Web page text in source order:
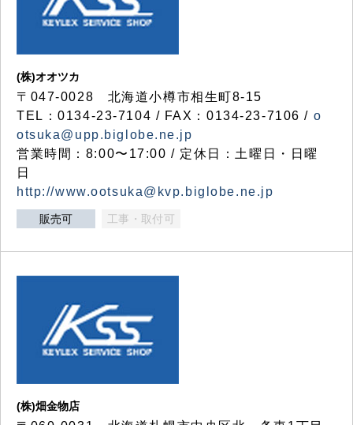
(株)オオツカ
〒047-0028 北海道小樽市相生町8-15
TEL：0134-23-7104 / FAX：0134-23-7106 / o
otsuka@upp.biglobe.ne.jp
営業時間：8:00〜17:00 / 定休日：土曜日・日曜
日
http://www.ootsuka@kvp.biglobe.ne.jp
販売可 工事・取付可
(株)畑金物店